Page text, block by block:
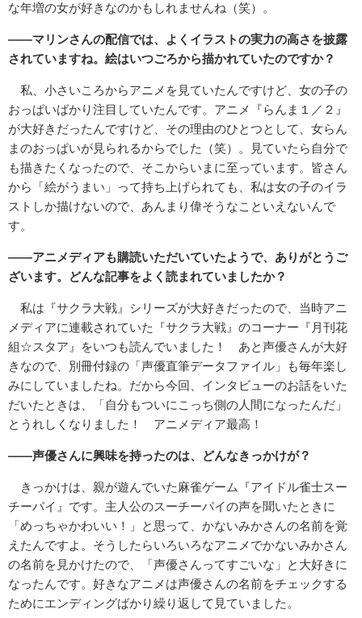
な年増の女が好きなのかもしれませんね（笑）。
――マリンさんの配信では、よくイラストの実力の高さを披露
されていますね。絵はいつごろから描かれていたのですか？
私、小さいころからアニメを見ていたんですけど、女の子の
おっぱいばかり注目していたんです。アニメ『らんま１／２』
が大好きだったんですけど、その理由のひとつとして、女らん
まのおっぱいが見られるからでした（笑）。見ていたら自分で
も描きたくなったので、そこからいまに至っています。皆さん
から「絵がうまい」って持ち上げられても、私は女の子のイラ
ストしか描けないので、あんまり偉そうなこといえないんで
す。
――アニメディアも購読いただいていたようで、ありがとうご
ざいます。どんな記事をよく読まれていましたか？
私は『サクラ大戦』シリーズが大好きだったので、当時アニ
メディアに連載されていた『サクラ大戦』のコーナー『月刊花
組☆スタア』をいつも読んでいました！ あと声優さんが大好
きなので、別冊付録の「声優直筆データファイル」も毎年楽し
みにしていましたね。だから今回、インタビューのお話をいた
だいたときは、「自分もついにこっち側の人間になったんだ」
とうれしくなりました！ アニメディア最高！
――声優さんに興味を持ったのは、どんなきっかけが？
きっかけは、親が遊んでいた麻雀ゲーム『アイドル雀士スー
チーパイ』です。主人公のスーチーパイの声を聞いたときに
「めっちゃかわいい！」と思って、かないみかさんの名前を覚
えたんですよ。そうしたらいろいろなアニメでかないみかさん
の名前を見かけたので、「声優さんってすごいな」と大好きに
なったんです。好きなアニメは声優さんの名前をチェックする
ためにエンディングばかり繰り返して見ていました。